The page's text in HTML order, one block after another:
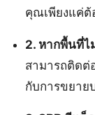
คุณเพียงแค่ต้
2. หากพื้นที่ไ
สามารถติดต่
กับการขยาย